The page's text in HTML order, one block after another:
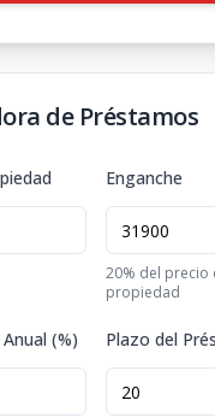
de Préstamos
Enganche
20% del precio
propiedad
(%) Plazo del